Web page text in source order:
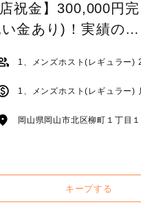
祝金】300,000円完
金あり)！実績のあ
ホストにします！
岡山県岡山市北区柳町１丁
キープする